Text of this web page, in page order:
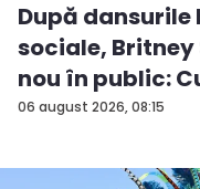
06 august 2026, 08:15
După dansurile
sociale,
nou în public:
î...